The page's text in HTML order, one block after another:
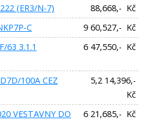
(ER3/N-7)
88,668,- Kč
C
9 60,527,- Kč
63 3.1.1
6 47,550,- Kč
100A CEZ
5,2 14,396,-
Kč
VESTAVNY DO
6 21,685,- Kč